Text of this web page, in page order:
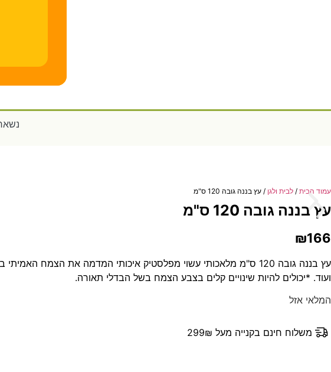
עמוד הבית / לבית ולגן / עץ בננה גובה 120 ס"מ
עץ בננה גובה 120 ס"מ
₪166
עץ בננה גובה 120 ס"מ מלאכותי עשוי מפלסטיק איכותי המדמה את
ועוד. *יכולים להיות שינויים קלים בצבע הצמח בשל הבדלי תאורה.
המלאי אזל
משלוח חינם בקנייה מעל 299₪